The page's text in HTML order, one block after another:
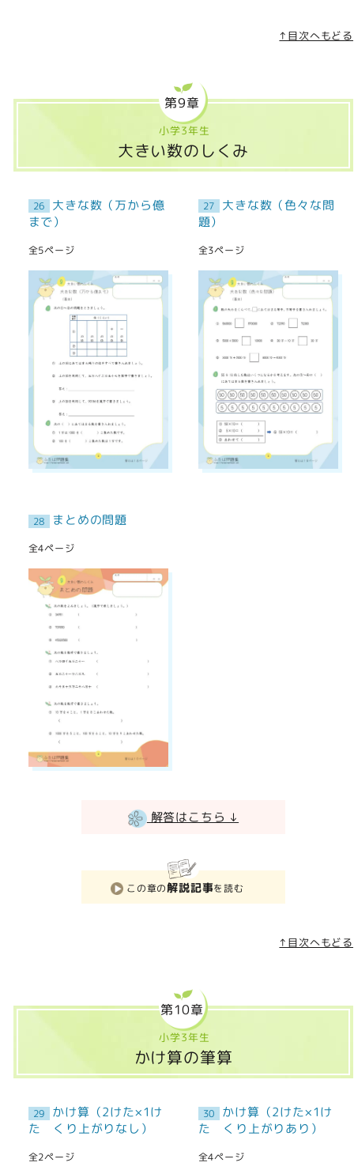
↑目次へもどる
第9章
小学3年生
大きい数のしくみ
26
大きな数（万から億
まで）
全5ページ
27
大きな数（色々な問
題）
全3ページ
28 まとめの問題
全4ページ
解答はこちら ↓
この章の解説記事を読む
↑目次へもどる
第10章
小学3年生
かけ算の筆算
29
かけ算（2けた×1け
た くり上がりなし）
全2ページ
30
かけ算（2けた×1け
た くり上がりあり）
全4ページ